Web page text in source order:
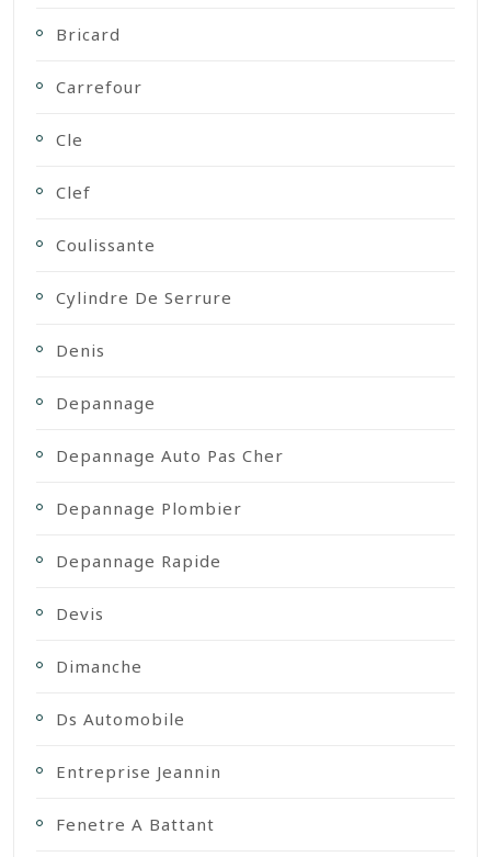
Bricard
Carrefour
Cle
Clef
Coulissante
Cylindre De Serrure
Denis
Depannage
Depannage Auto Pas Cher
Depannage Plombier
Depannage Rapide
Devis
Dimanche
Ds Automobile
Entreprise Jeannin
Fenetre A Battant